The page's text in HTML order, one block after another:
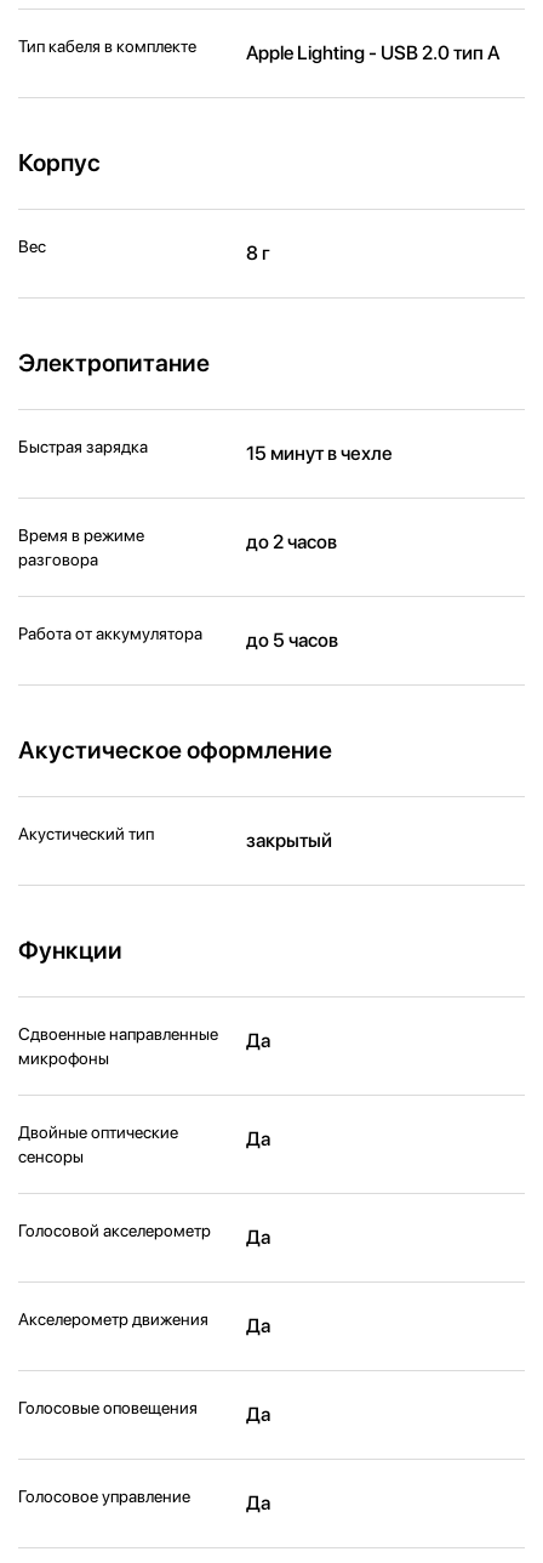
Тип кабеля в комплекте Apple Lighting - USB 2.0 тип А
Корпус
Вес 8 г
Электропитание
Быстрая зарядка 15 минут в чехле
Время в режиме
разговора
до 2 часов
Работа от аккумулятора до 5 часов
Акустическое оформление
Акустический тип закрытый
Функции
Сдвоенные направленные
микрофоны
Да
Двойные оптические
сенсоры
Да
Голосовой акселерометр Да
Акселерометр движения Да
Голосовые оповещения Да
Голосовое управление Да